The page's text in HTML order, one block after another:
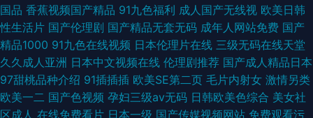
国品 香蕉视频国产精品 91九色福利 成人国产无线视 欧美日韩
性生活片 国产伦理剧 国产精品无套无码 成年人网站免费 国产
精品1000 91九色在线视频 日本伦理片在线 三级无码在线天堂
久久成人亚洲 日本中文视频在线 伦理剧推荐 国产成人精品日本
97甜桃品种介绍 91插插插 欧美SE第二页 毛片内射女 激情另类
欧美一二 国产色视频 孕妇三级av无码 日韩欧美色综合 美女社
区成人 在线免费看片 日本一级 国产传媒视频网站 免费观看污